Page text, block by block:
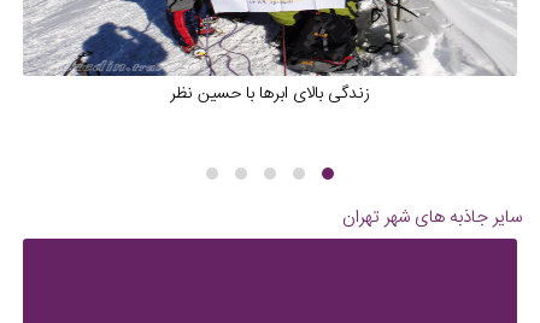
زندگی بالای ابرها با حسین نظر
سایر جاذبه های شهر تهران